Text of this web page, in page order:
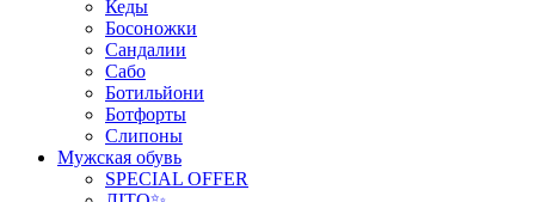
Кеды
Босоножки
Сандалии
Сабо
Ботильйони
Ботфорты
Слипоны
Мужская обувь
SPECIAL OFFER